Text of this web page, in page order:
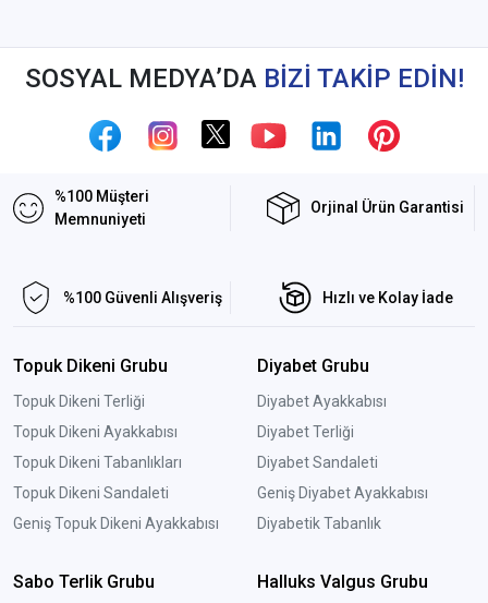
SOSYAL MEDYA’DA BİZİ TAKİP EDİN!
%100 Müşteri
Memnuniyeti
Orjinal Ürün Garantisi
%100 Güvenli Alışveriş Hızlı ve Kolay İade
Topuk Dikeni Grubu
Topuk Dikeni Terliği
Topuk Dikeni Ayakkabısı
Topuk Dikeni Tabanlıkları
Topuk Dikeni Sandaleti
Geniş Topuk Dikeni Ayakkabısı
Diyabet Grubu
Diyabet Ayakkabısı
Diyabet Terliği
Diyabet Sandaleti
Geniş Diyabet Ayakkabısı
Diyabetik Tabanlık
Sabo Terlik Grubu Halluks Valgus Grubu